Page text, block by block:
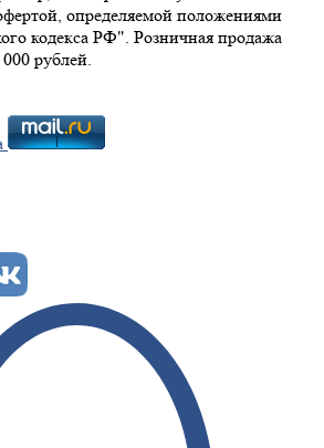
определяемой положениями
кодекса РФ". Розничная продажа
рублей.